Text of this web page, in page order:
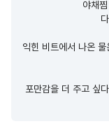
야채
익힌 비트에서 나온
포만감을 더 주고 싶